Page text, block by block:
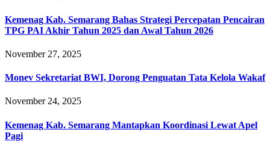
Kemenag Kab. Semarang Bahas Strategi Percepatan Pencairan
TPG PAI Akhir Tahun 2025 dan Awal Tahun 2026
November 27, 2025
Monev Sekretariat BWI, Dorong Penguatan Tata Kelola Wakaf
November 24, 2025
Kemenag Kab. Semarang Mantapkan Koordinasi Lewat Apel
Pagi